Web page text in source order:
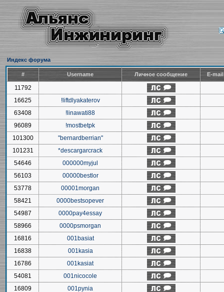
Индекс форума
# Username Личное сообщение E-
11792
16625
!liftdlyakaterov
63408
!linawati88
96089
!mostbetpk
101300
"bernardberrian"
101231
*descargarcrack
54646
000000myjul
56103
00000bestlor
53778
00001morgan
58421
0000bestsopever
54987
0000pay4essay
58966
0000psmorgan
16816
001basiat
16838
001kasia
16786
001kasiat
54081
001nicocole
16809
001pynia